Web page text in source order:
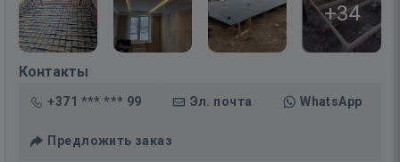
+34
Контакты
+371 *** *** 99 Эл. почта WhatsApp
Предложить заказ